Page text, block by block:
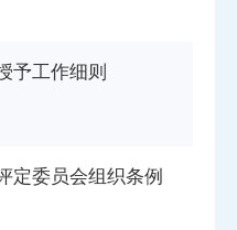
予工作细则
定委员会组织条例